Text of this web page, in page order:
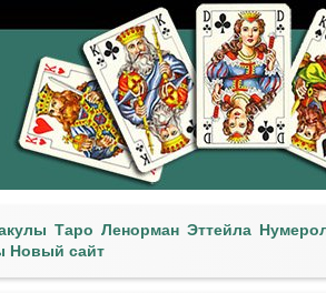
Таро Ленорман Эттейла
Новый сайт